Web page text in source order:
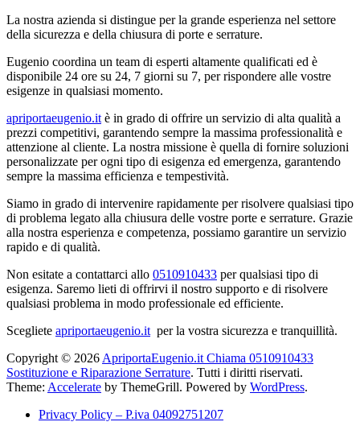
La nostra azienda si distingue per la grande esperienza nel settore
della sicurezza e della chiusura di porte e serrature.
Eugenio coordina un team di esperti altamente qualificati ed è
disponibile 24 ore su 24, 7 giorni su 7, per rispondere alle vostre
esigenze in qualsiasi momento.
apriportaeugenio.it è in grado di offrire un servizio di alta qualità a
prezzi competitivi, garantendo sempre la massima professionalità e
attenzione al cliente. La nostra missione è quella di fornire soluzioni
personalizzate per ogni tipo di esigenza ed emergenza, garantendo
sempre la massima efficienza e tempestività.
Siamo in grado di intervenire rapidamente per risolvere qualsiasi tipo
di problema legato alla chiusura delle vostre porte e serrature. Grazie
alla nostra esperienza e competenza, possiamo garantire un servizio
rapido e di qualità.
Non esitate a contattarci allo 0510910433 per qualsiasi tipo di
esigenza. Saremo lieti di offrirvi il nostro supporto e di risolvere
qualsiasi problema in modo professionale ed efficiente.
Scegliete apriportaeugenio.it per la vostra sicurezza e tranquillità.
Copyright © 2026 ApriportaEugenio.it Chiama 0510910433
Sostituzione e Riparazione Serrature. Tutti i diritti riservati.
Theme: Accelerate by ThemeGrill. Powered by WordPress.
Privacy Policy – P.iva 04092751207